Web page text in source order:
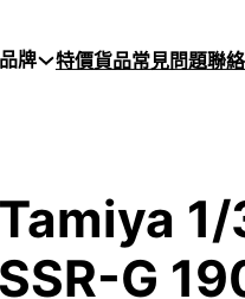
品牌 特價貨品常見問題聯
Tamiya
SSR-G